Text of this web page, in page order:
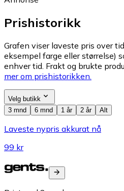
Prishistorikk
Grafen viser laveste pris over
eksempel farge eller størrelse)
enhver tid. Frakt og brukte
mer om prishistorikken.
Velg butikk
3 mnd
6 mnd 1 år 2 år Alt
Laveste nypris akkurat nå
99 kr